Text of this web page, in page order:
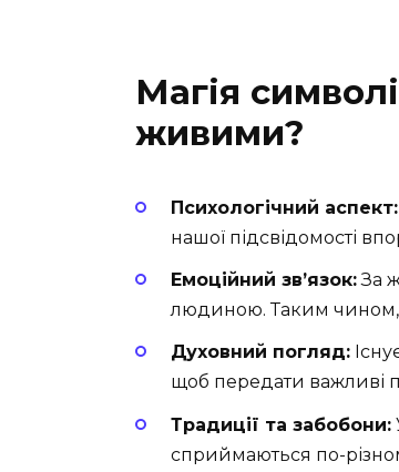
Магія
живими?
Психологічний аспект:
нашої підсвідомості
Емоційний зв’язок:За
людиною. Таким чином,
Духовний погляд:
щоб передати важливі
Традиції та забобони:
сприймаються по-